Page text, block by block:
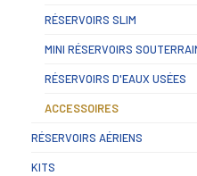
RÉSERVOIRS SLIM
MINI RÉSERVOIRS
RÉSERVOIRS D'EAUX USÉES
ACCESSOIRES
RÉSERVOIRS AÉRIENS
KITS